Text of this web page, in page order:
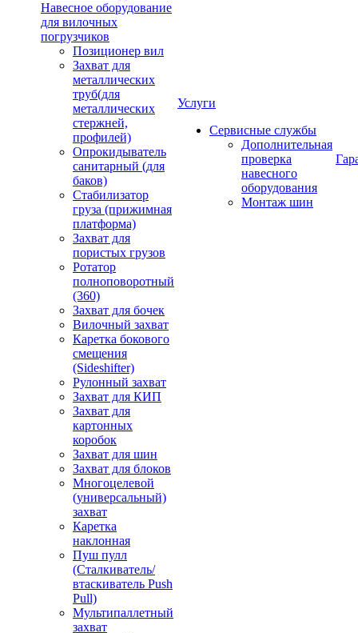
Навесное оборудование
для вилочных
погрузчиков
Позиционер вил
Захват для
металлических
труб(для
металлических
стержней,
профилей)
Опрокидыватель
санитарный (для
баков)
Стабилизатор
груза (прижимная
платформа)
Захват для
пористых грузов
Ротатор
полноповоротный
(360)
Захват для бочек
Вилочный захват
Каретка бокового
смещения
(Sideshifter)
Рулонный захват
Захват для КИП
Захват для
картонных
коробок
Захват для шин
Захват для блоков
Многоцелевой
(универсальный)
захват
Каретка
наклонная
Пуш пулл
(Сталкиватель/
втаскиватель Push
Pull)
Мультипаллетный
захват
Услуги
Сервисные службы
Дополнительная
проверка
навесного
оборудования
Монтаж шин